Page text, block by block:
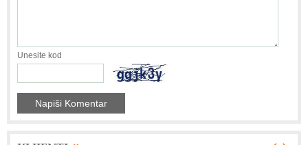
Unesite kod